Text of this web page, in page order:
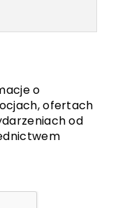
o
ofertach
od